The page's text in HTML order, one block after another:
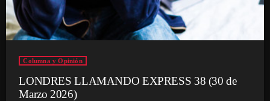
Columna y Opinión
LONDRES LLAMANDO EXPRESS 38 (30 de
Marzo 2026)